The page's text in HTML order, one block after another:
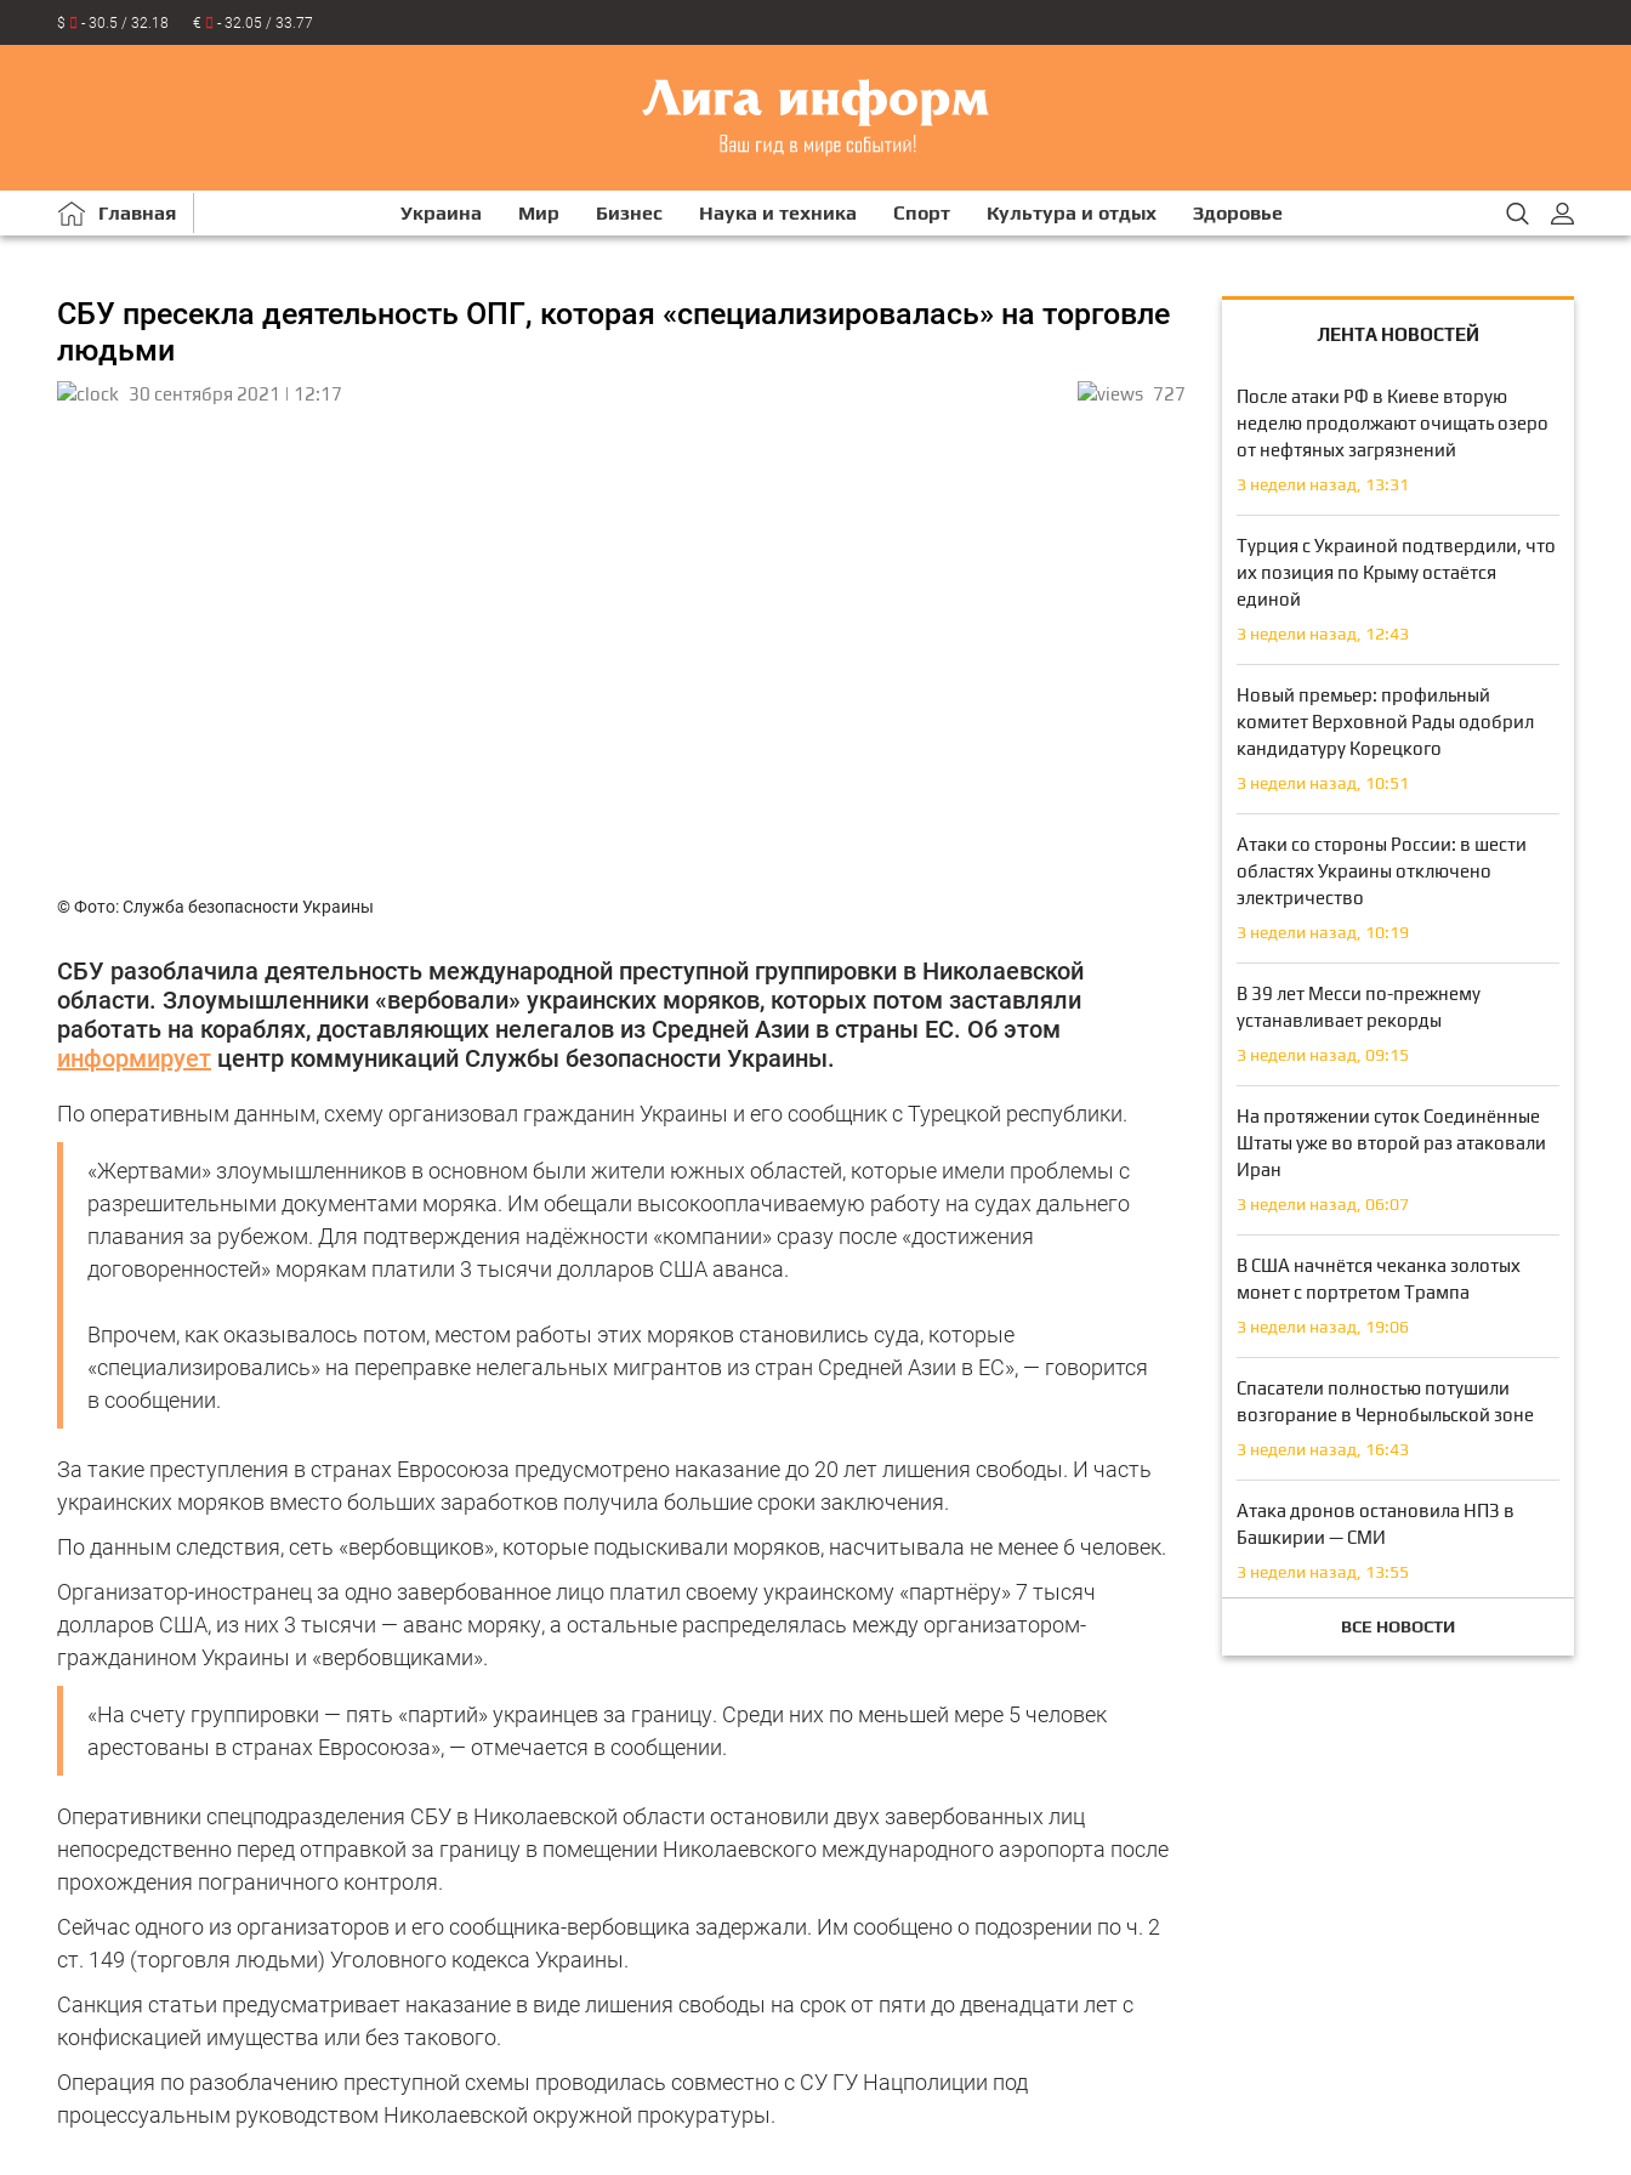
$ - 30.5 / 32.18 € - 32.05 / 33.77
Главная Украина Мир Бизнес Наука и техника Спорт Культура и отдых Здоровье
СБУ пресекла деятельность ОПГ, которая «специализировалась» на торговле
людьми
30 сентября 2021 | 12:17 727
© Фото: Служба безопасности Украины
СБУ разоблачила деятельность международной преступной группировки в Николаевской
области. Злоумышленники «вербовали» украинских моряков, которых потом заставляли
работать на кораблях, доставляющих нелегалов из Средней Азии в страны ЕС. Об этом
информирует центр коммуникаций Службы безопасности Украины.
По оперативным данным, схему организовал гражданин Украины и его сообщник с Турецкой республики.
«Жертвами» злоумышленников в основном были жители южных областей, которые имели проблемы с
разрешительными документами моряка. Им обещали высокооплачиваемую работу на судах дальнего
плавания за рубежом. Для подтверждения надёжности «компании» сразу после «достижения
договоренностей» морякам платили 3 тысячи долларов США аванса.
Впрочем, как оказывалось потом, местом работы этих моряков становились суда, которые
«специализировались» на переправке нелегальных мигрантов из стран Средней Азии в ЕС», — говорится
в сообщении.
За такие преступления в странах Евросоюза предусмотрено наказание до 20 лет лишения свободы. И часть
украинских моряков вместо больших заработков получила большие сроки заключения.
По данным следствия, сеть «вербовщиков», которые подыскивали моряков, насчитывала не менее 6 человек.
Организатор-иностранец за одно завербованное лицо платил своему украинскому «партнёру» 7 тысяч
долларов США, из них 3 тысячи — аванс моряку, а остальные распределялась между организатором-
гражданином Украины и «вербовщиками».
«На счету группировки — пять «партий» украинцев за границу. Среди них по меньшей мере 5 человек
арестованы в странах Евросоюза», — отмечается в сообщении.
Оперативники спецподразделения СБУ в Николаевской области остановили двух завербованных лиц
непосредственно перед отправкой за границу в помещении Николаевского международного аэропорта после
прохождения пограничного контроля.
Сейчас одного из организаторов и его сообщника-вербовщика задержали. Им сообщено о подозрении по ч. 2
ст. 149 (торговля людьми) Уголовного кодекса Украины.
Санкция статьи предусматривает наказание в виде лишения свободы на срок от пяти до двенадцати лет с
конфискацией имущества или без такового.
Операция по разоблачению преступной схемы проводилась совместно с СУ ГУ Нацполиции под
процессуальным руководством Николаевской окружной прокуратуры.
ЛЕНТА НОВОСТЕЙ
После атаки РФ в Киеве вторую
неделю продолжают очищать озеро
от нефтяных загрязнений
3 недели назад, 13:31
Турция с Украиной подтвердили, что
их позиция по Крыму остаётся
единой
3 недели назад, 12:43
Новый премьер: профильный
комитет Верховной Рады одобрил
кандидатуру Корецкого
3 недели назад, 10:51
Атаки со стороны России: в шести
областях Украины отключено
электричество
3 недели назад, 10:19
В 39 лет Месси по-прежнему
устанавливает рекорды
3 недели назад, 09:15
На протяжении суток Соединённые
Штаты уже во второй раз атаковали
Иран
3 недели назад, 06:07
В США начнётся чеканка золотых
монет с портретом Трампа
3 недели назад, 19:06
Спасатели полностью потушили
возгорание в Чернобыльской зоне
3 недели назад, 16:43
Атака дронов остановила НПЗ в
Башкирии — СМИ
3 недели назад, 13:55
ВСЕ НОВОСТИ